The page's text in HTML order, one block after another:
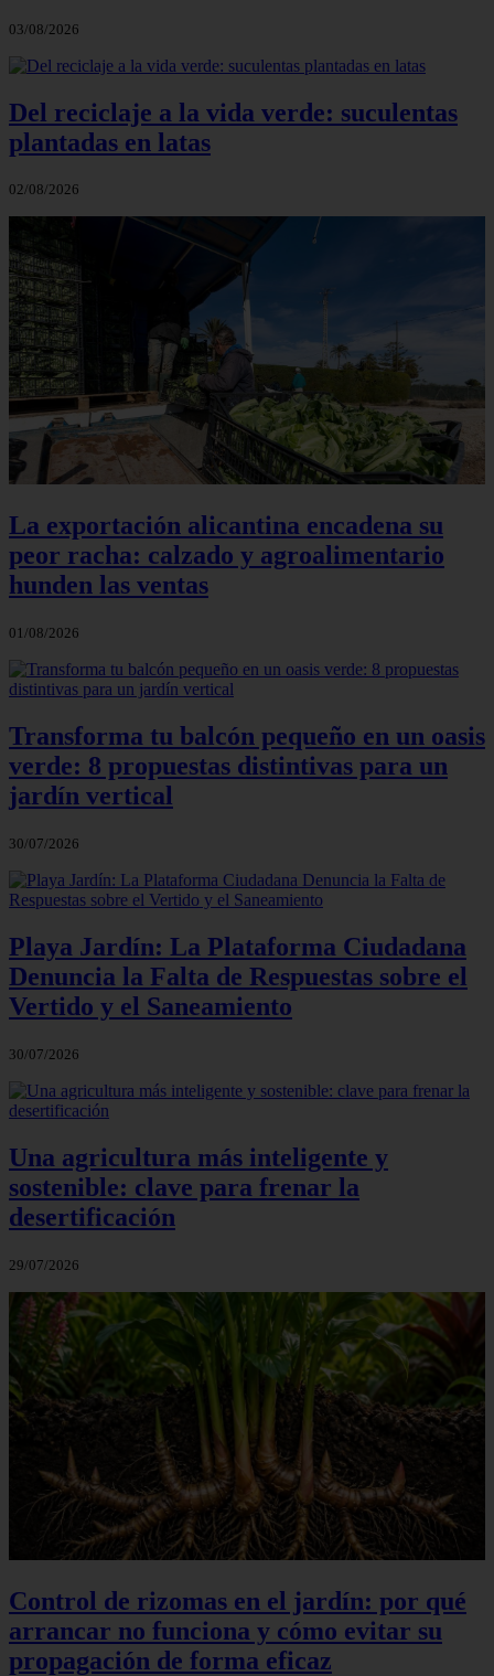
03/08/2026
Del reciclaje a la vida verde: suculentas
plantadas en latas
02/08/2026
La exportación alicantina encadena su
peor racha: calzado y agroalimentario
hunden las ventas
01/08/2026
Transforma tu balcón pequeño en un oasis
verde: 8 propuestas distintivas para un
jardín vertical
30/07/2026
Playa Jardín: La Plataforma Ciudadana
Denuncia la Falta de Respuestas sobre el
Vertido y el Saneamiento
30/07/2026
Una agricultura más inteligente y
sostenible: clave para frenar la
desertificación
29/07/2026
Control de rizomas en el jardín: por qué
arrancar no funciona y cómo evitar su
propagación de forma eficaz